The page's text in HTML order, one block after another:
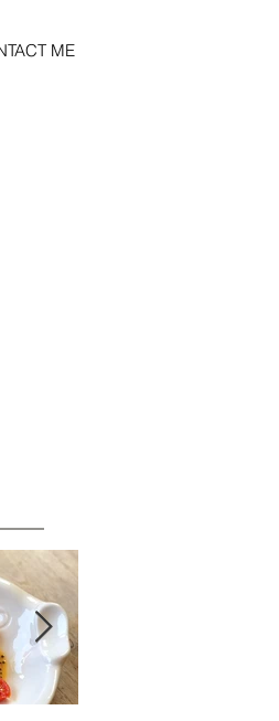
ME